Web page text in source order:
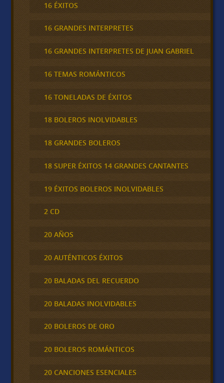
16 ÉXITOS
16 GRANDES INTERPRETES
16 GRANDES INTERPRETES DE JUAN GABRIEL
16 TEMAS ROMÁNTICOS
16 TONELADAS DE ÉXITOS
18 BOLEROS INOLVIDABLES
18 GRANDES BOLEROS
18 SUPER ÉXITOS 14 GRANDES CANTANTES
19 ÉXITOS BOLEROS INOLVIDABLES
2 CD
20 AÑOS
20 AUTÉNTICOS ÉXITOS
20 BALADAS DEL RECUERDO
20 BALADAS INOLVIDABLES
20 BOLEROS DE ORO
20 BOLEROS ROMÁNTICOS
20 CANCIONES ESENCIALES